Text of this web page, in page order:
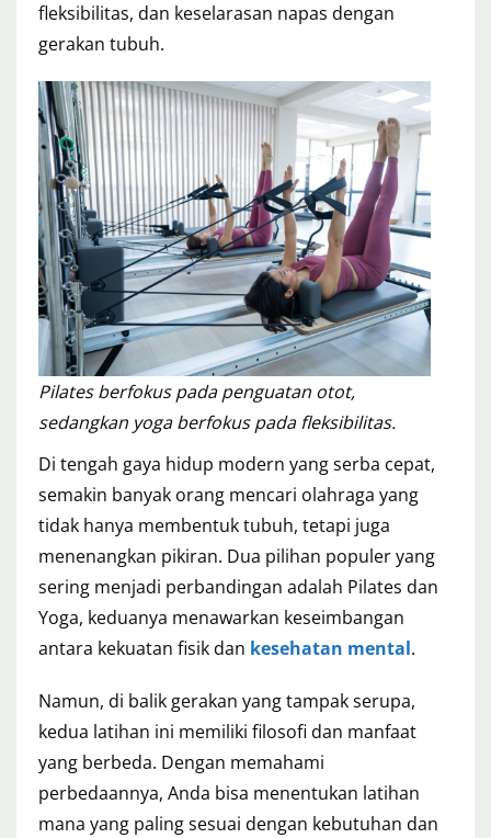
fleksibilitas, dan keselarasan napas dengan
gerakan tubuh.
Pilates berfokus pada penguatan otot,
sedangkan yoga berfokus pada fleksibilitas.
Di tengah gaya hidup modern yang serba cepat,
semakin banyak orang mencari olahraga yang
tidak hanya membentuk tubuh, tetapi juga
menenangkan pikiran. Dua pilihan populer yang
sering menjadi perbandingan adalah Pilates dan
Yoga, keduanya menawarkan keseimbangan
antara kekuatan fisik dan kesehatan mental.
Namun, di balik gerakan yang tampak serupa,
kedua latihan ini memiliki filosofi dan manfaat
yang berbeda. Dengan memahami
perbedaannya, Anda bisa menentukan latihan
mana yang paling sesuai dengan kebutuhan dan